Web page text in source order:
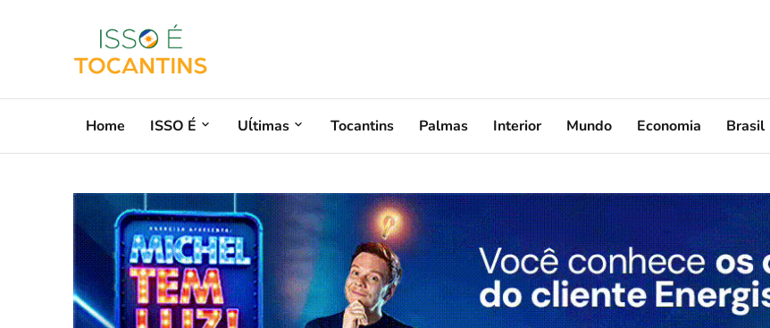
Home ISSO É Uĺtimas Tocantins Palmas Interior Mundo Economia Brasil